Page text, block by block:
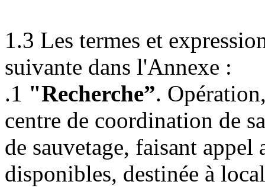
1.3 Les termes et
suivante dans l'Annexe :
.1 "Recherche”.
centre de coordination de
de sauvetage, faisant
disponibles, destinée à